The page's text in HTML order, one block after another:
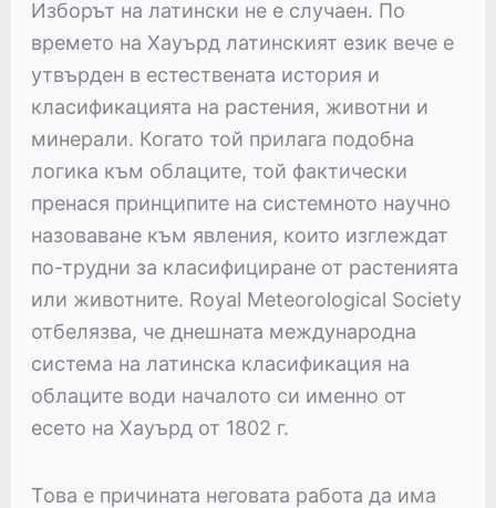
Изборът на латински не е случаен. По
времето на Хауърд латинският език вече е
утвърден в естествената история и
класификацията на растения, животни и
минерали. Когато той прилага подобна
логика към облаците, той фактически
пренася принципите на системното научно
назоваване към явления, които изглеждат
по-трудни за класифициране от растенията
или животните. Royal Meteorological Society
отбелязва, че днешната международна
система на латинска класификация на
облаците води началото си именно от
есето на Хауърд от 1802 г.
Това е причината неговата работа да има